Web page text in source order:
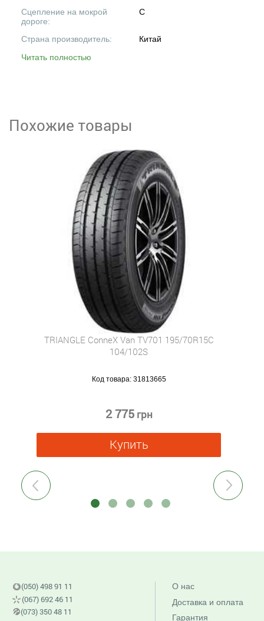
Сцепление на мокрой
дороге:
C
Страна производитель:
Китай
Читать полностью
Похожие товары
Previous
TRIANGLE ConneX Van TV701 195/70R15C
104/102S
Код товара: 31813665
2 775 грн
Купить
Next
(050) 498 91 11
(067) 692 46 11
(073) 350 48 11
О нас
Доставка и оплата
Гарантия